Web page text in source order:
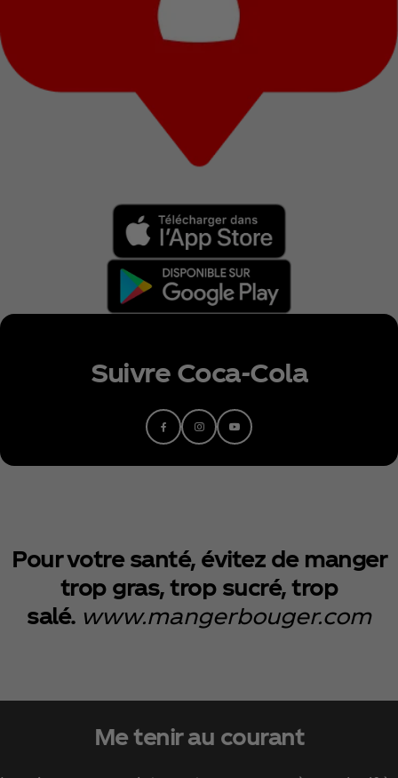
Suivre Coca‑Cola
Pour votre santé, évitez de manger
trop gras, trop sucré, trop
salé. www.mangerbouger.com
Me tenir au courant